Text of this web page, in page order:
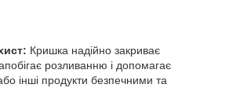
Кришка надійно закриває
розливанню і допомагає
інші продукти безпечними та